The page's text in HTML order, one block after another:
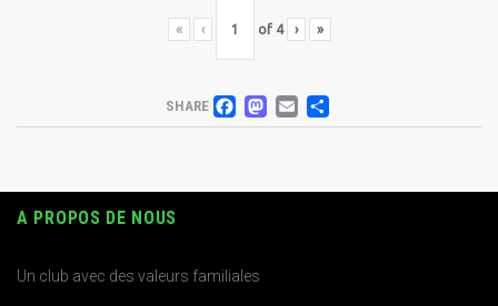
« ‹ of 4 › »
SHARE FACEBOOK
MASTODON
EMAIL
PARTAGER
A PROPOS DE NOUS
Un club avec des valeurs familiales